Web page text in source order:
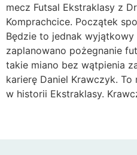
mecz Futsal Ekstraklasy z
Komprachcice. Początek
Będzie to jednak wyjątkowy
zaplanowano pożegnanie
takie miano bez wątpienia
karierę Daniel Krawczyk.
w historii Ekstraklasy.